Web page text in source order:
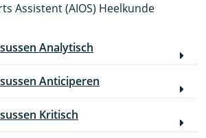
Assistent (AIOS) Heelkunde
Analytisch
Anticiperen
Kritisch